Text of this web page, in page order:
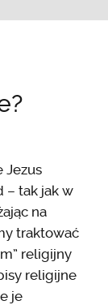
Jezus
– tak jak w
na
traktować
religijny
religijne
je